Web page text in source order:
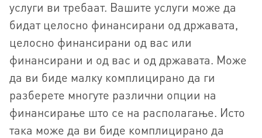
услуги ви требаат. Вашите услуги може да
бидат целосно финансирани од државата,
целосно финансирани од вас или
финансирани и од вас и од државата. Може
да ви биде малку комплицирано да ги
разберете многуте различни опции на
финансирање што се на располагање. Исто
така може да ви биде комплицирано да